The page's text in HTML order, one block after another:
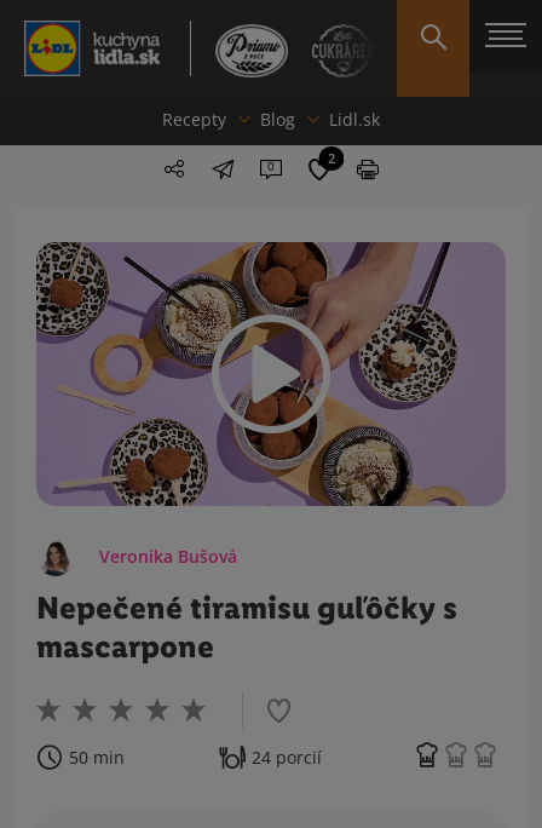
Recepty Blog Lidl.sk
0 2
Veronika Bušová
Nepečené tiramisu guľôčky s
mascarpone
50 min 24 porcií